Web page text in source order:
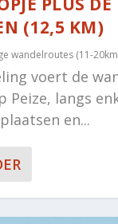
(12,5 KM)
wandelroutes (11-
voert de
Peize, langs
en...